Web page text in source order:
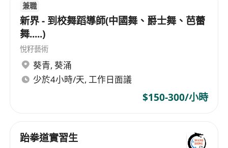
識及對兒童/青少年身心發展特性的基本理解。
流利使用粵語進行教學與溝通，能以普通話及基
礎英語輔助說明動作要領、回應校方或家長查
詢，具雙語或多語教學適應力者更佳。
持有香港永久性居民身份，或已獲批「頂尖人才
通行證計劃（TTPS）」、「優才計劃
（QMAS）」、「非本地畢業生留港／回港就業
能配合彈性日間工作時段（一般為15:00–
兼職
新界 - 到校舞蹈導師(中國舞、爵士舞、芭蕾
舞.....)
悅籽藝術
葵青, 葵涌
少於4小時/天, 工作日面議
$150-300/小時
跆拳道實習生